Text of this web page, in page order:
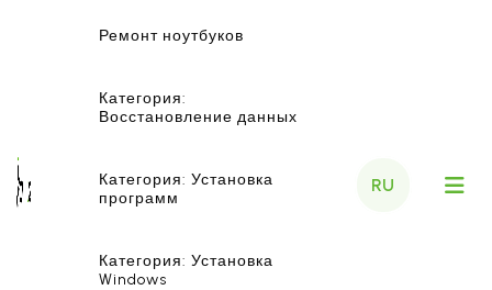
Ремонт ноутбуков
Категория:
Восстановление данных
Категория: Установка
программ
Категория: Установка
Windows
RU